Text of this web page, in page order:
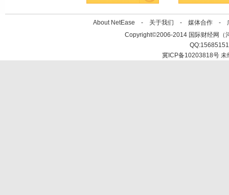
About NetEase - 关于我们 - 媒体合作 -
Copyright©2006-2014 国际财经网（
冀ICP备10203818号 未